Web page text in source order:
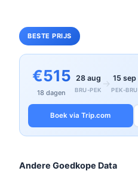
BESTE PRIJS
€515
18 dagen
28 aug
BRU-PEK
→ 15 sep
PEK-BRU
Boek via Trip.com
Andere Goedkope Data